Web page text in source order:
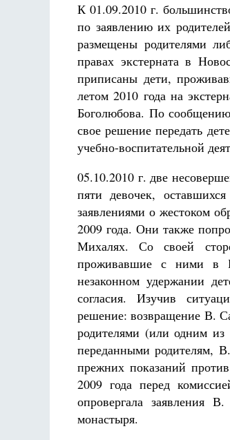
К 01.09.2010 г.
по заявлению их
размещены родителями
правах экстерната в
приписаны дети,
летом 2010 года на
Боголюбова. По сообщению
свое решение передать
учебно-воспитательной
05.10.2010 г. две
пяти девочек,
заявлениями о жестоком
2009 года. Они также
Михалях. Со своей
проживавшие с ними в
незаконном удержании
согласия. Изучив
решение: возвращение В.
родителями (или одним из
переданными родителям,
прежних показаний
2009 года перед
опровергала заявления
монастыря.